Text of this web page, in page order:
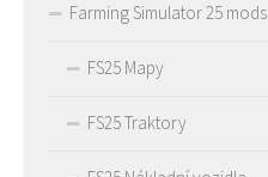
Farming Simulator 25 mods
FS25 Mapy
FS25 Traktory